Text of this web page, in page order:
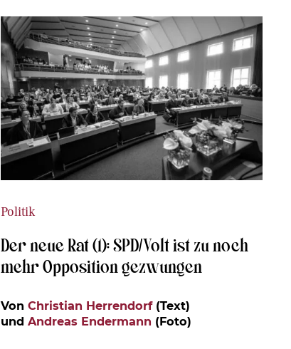
Politik
Der neue Rat (1): SPD/Volt ist zu noch
mehr Opposition gezwungen
Von Christian Herrendorf(Text)
und Andreas Endermann (Foto)